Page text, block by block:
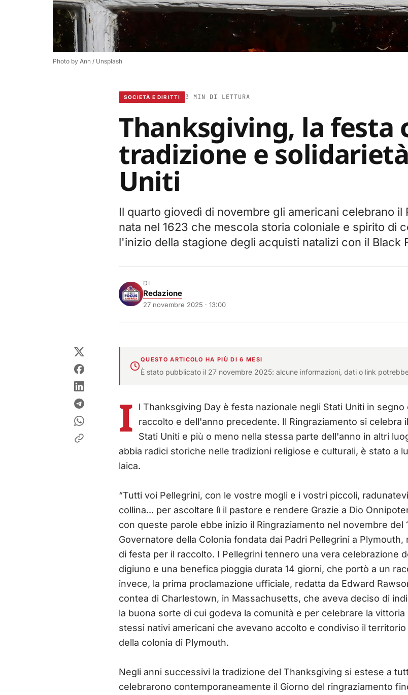
Photo by Ann / Unsplash
SOCIETÀ E DIRITTI 3 MIN DI LETTURA
Thanksgiving, la festa
tradizione e
Uniti
Il quarto giovedì di novembre gli americani celebrano il
nata nel 1623 che mescola storia coloniale e spirito di
l'inizio della stagione degli acquisti natalizi con il Black
DI
Redazione
27 novembre 2025 · 13:00
QUESTO ARTICOLO HA PIÙ DI 6 MESI
È stato pubblicato il 27 novembre 2025: alcune informazioni, dati o link
I
l Thanksgiving Day è festa nazionale negli Stati Uniti in
raccolto e dell'anno precedente. Il Ringraziamento si celebra
Stati Uniti e più o meno nella stessa parte dell'anno in altri
abbia radici storiche nelle tradizioni religiose e culturali, è stato a
laica.
“Tutti voi Pellegrini, con le vostre mogli e i vostri piccoli,
collina... per ascoltare lì il pastore e rendere Grazie a Dio
con queste parole ebbe inizio il Ringraziamento nel novembre del
Governatore della Colonia fondata dai Padri Pellegrini a
di festa per il raccolto. I Pellegrini tennero una vera celebrazione
digiuno e una benefica pioggia durata 14 giorni, che portò a un
invece, la prima proclamazione ufficiale, redatta da Edward
contea di Charlestown, in Massachusetts, che aveva deciso di
la buona sorte di cui godeva la comunità e per celebrare la vittoria
stessi nativi americani che avevano accolto e condiviso il
della colonia di Plymouth.
Negli anni successivi la tradizione del Thanksgiving si estese a
celebrarono contemporaneamente il Giorno del ringraziamento